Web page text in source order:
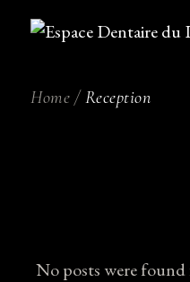
Home Reception
No posts were